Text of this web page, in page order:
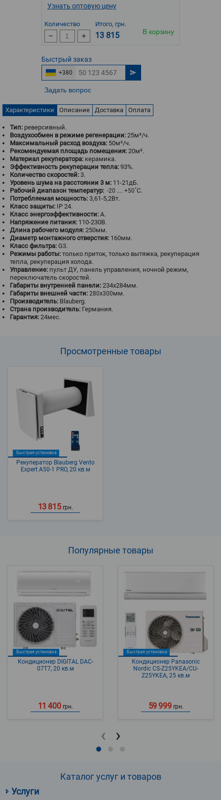
Узнать оптовую цену
Количество Итого, грн.
13 815 В корзину
Быстрый заказ
+380
Задать вопрос
Характеристики Описание Доставка Оплата
Тип: реверсивный.
Воздухообмен в режиме регенерации: 25м³/ч.
Максимальный расход воздуха: 50м³/ч.
Рекомендуемая площадь помещения: 20м².
Материал рекуператора: керамика.
Эффективность рекуперации тепла: 93%.
Количество скоростей: 3.
Уровень шума на расстоянии 3 м: 11-21дБ.
Рабочий диапазон температур: -20 .... +50˚С.
Потребляемая мощность: 3,61-5,2Вт.
Класс защиты: IP 24.
Класс энергоэффективности: A.
Напряжение питания: 110-230В.
Длина рабочего модуля: 250мм.
Диаметр монтажного отверстия: 160мм.
Класс фильтра: G3.
Режимы работы: только приток, только вытяжка, рекуперация
тепла, рекуперация холода.
Управление: пульт ДУ, панель управления, ночной режим,
переключатель скоростей.
Габариты внутренней панели: 234x284мм.
Габариты внешней части: 280x300мм.
Производитель: Blauberg.
Страна производитель: Германия.
Гарантия: 24мес.
Просмотренные товары
Быстрая установка
Рекуператор Blauberg Vento
Expert A50-1 PRO, 20 кв.м
13 815 грн.
Популярные товары
Быстрая установка
Кондиционер DIGITAL DAC-
07T7, 20 кв.м
11 400 грн.
Быстрая установка
Кондиционер Panasonic
Nordic CS-Z25YKEA/CU-
Z25YKEA, 25 кв.м
59 999 грн.
‹ ›
Каталог услуг и товаров
Услуги